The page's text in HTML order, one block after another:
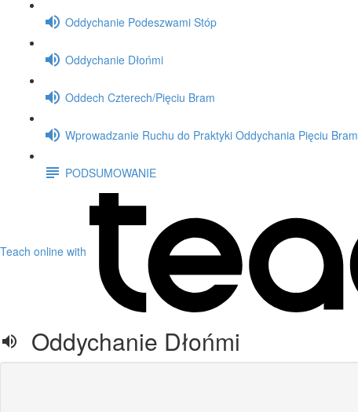
Oddychanie Podeszwami Stóp
Oddychanie Dłońmi
Oddech Czterech/Pięciu Bram
Wprowadzanie Ruchu do Praktyki Oddychania Pięciu Bram
PODSUMOWANIE
Teach online with
Oddychanie Dłońmi